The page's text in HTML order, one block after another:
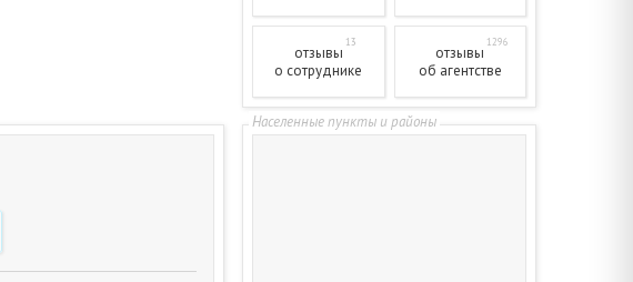
отзывы
13
о сотруднике
отзывы
1296
об агентстве